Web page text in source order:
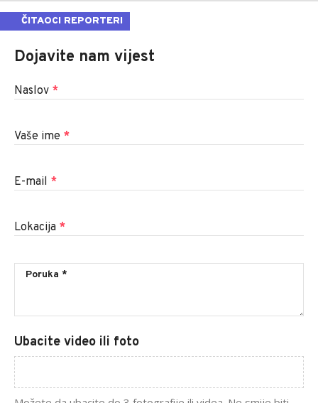
ČITAOCI REPORTERI
Dojavite nam vijest
Naslov *
Vaše ime *
E-mail *
Lokacija *
Ubacite video ili foto